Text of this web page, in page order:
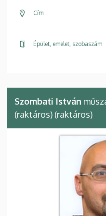
Cím
Épület, emelet, szobaszám
Szombati István
(raktáros) (raktáros)